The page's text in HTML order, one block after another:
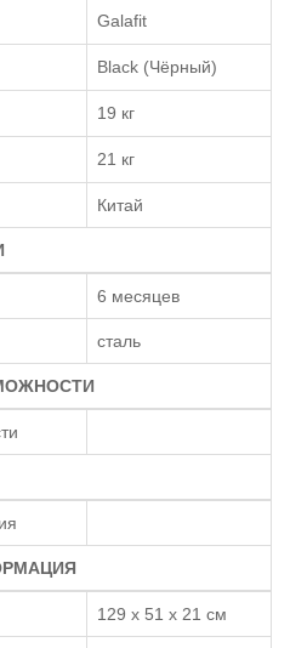
Galafit
Black (Чёрный)
19 кг
21 кг
Китай
6 месяцев
сталь
129 х 51 х 21 см